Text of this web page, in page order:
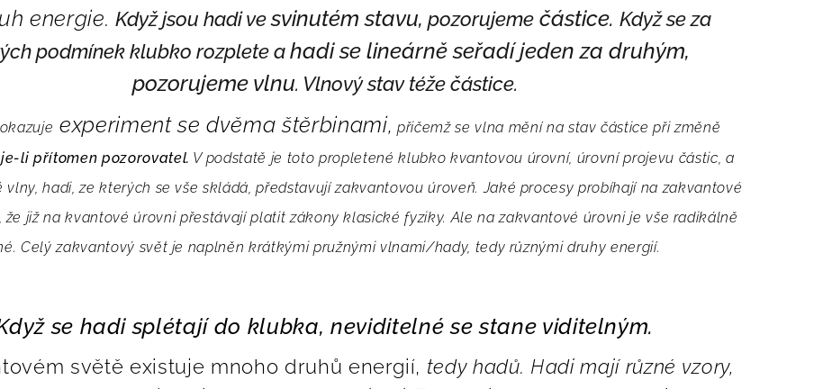
energie. Když jsou hadi vesvinutém stavu, pozorujemečástice. Když se za
podmínek klubko rozplete ahadi se lineárně seřadí jeden za druhým,
pozorujeme vlnu. Vlnový stav téže částice.
experiment se dvěma štěrbinami, přičemž se vlna mění na stav částice při změně
je-li přítomen pozorovatel. V podstatě je toto propletené klubko kvantovou úrovní, úrovní projevu částic, a
vlny, hadi, ze kterých se vše skládá, představují zakvantovou úroveň. Jaké procesy probíhají na zakvantové
že již na kvantové úrovni přestávají platit zákony klasické fyziky. Ale na zakvantové úrovni je vše radikálně
Celý zakvantový svět je naplněn krátkými pružnými vlnami/hady, tedy různými druhy energií.
se hadi splétají do klubka, neviditelné se stane viditelným.
světě existuje mnoho druhů energií, tedy hadů. Hadi mají různé vzory,